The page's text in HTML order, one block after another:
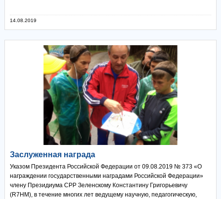
14.08.2019
Заслуженная награда
Указом Президента Российской Федерации от 09.08.2019 № 373 «О
награждении государственными наградами Российской Федерации»
члену Президиума СРР Зеленскому Константину Григорьевичу
(R7HM), в течение многих лет ведущему научную, педагогическую,